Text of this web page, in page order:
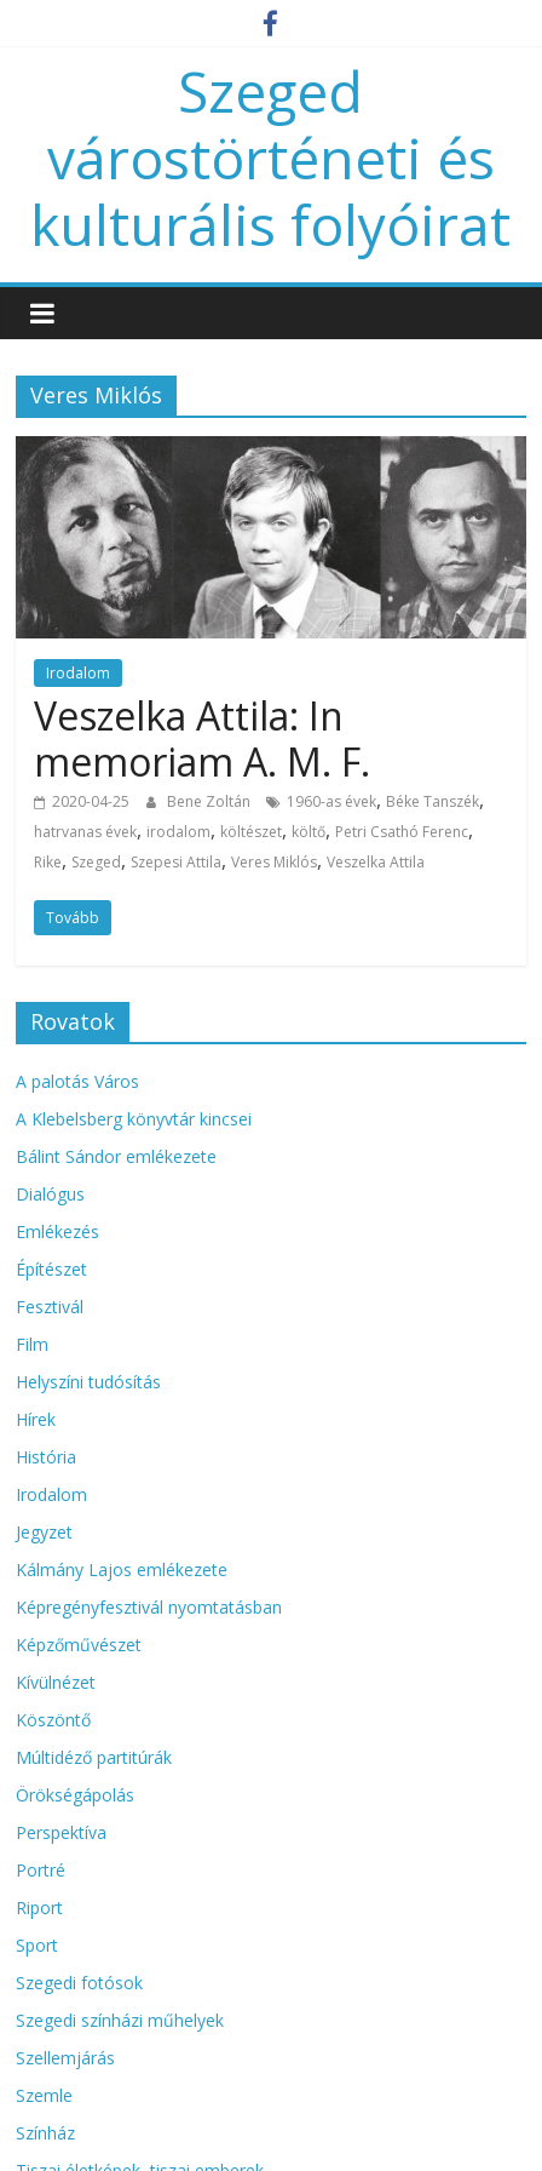
Szeged
várostörténeti és
kulturális folyóirat
Veres Miklós
Irodalom
Veszelka Attila: In
memoriam A. M. F.
2020-04-25 Bene Zoltán 1960-as évek, Béke Tanszék,
hatrvanas évek, irodalom, költészet, költő, Petri Csathó Ferenc,
Rike, Szeged, Szepesi Attila,Veres Miklós,Veszelka Attila
Tovább
Rovatok
A palotás Város
A Klebelsberg könyvtár kincsei
Bálint Sándor emlékezete
Dialógus
Emlékezés
Építészet
Fesztivál
Film
Helyszíni tudósítás
Hírek
História
Irodalom
Jegyzet
Kálmány Lajos emlékezete
Képregényfesztivál nyomtatásban
Képzőművészet
Kívülnézet
Köszöntő
Múltidéző partitúrák
Örökségápolás
Perspektíva
Portré
Riport
Sport
Szegedi fotósok
Szegedi színházi műhelyek
Szellemjárás
Szemle
Színház